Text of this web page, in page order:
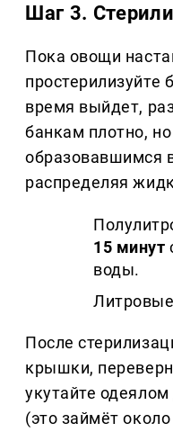
Шаг 3.
Пока овощи
время выйдет,
банкам плотно,
образовавшимся
распределяя
15 минут
воды.
После
крышки,
укутайте
(это займёт около